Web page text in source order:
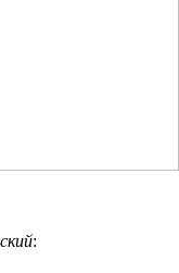
: